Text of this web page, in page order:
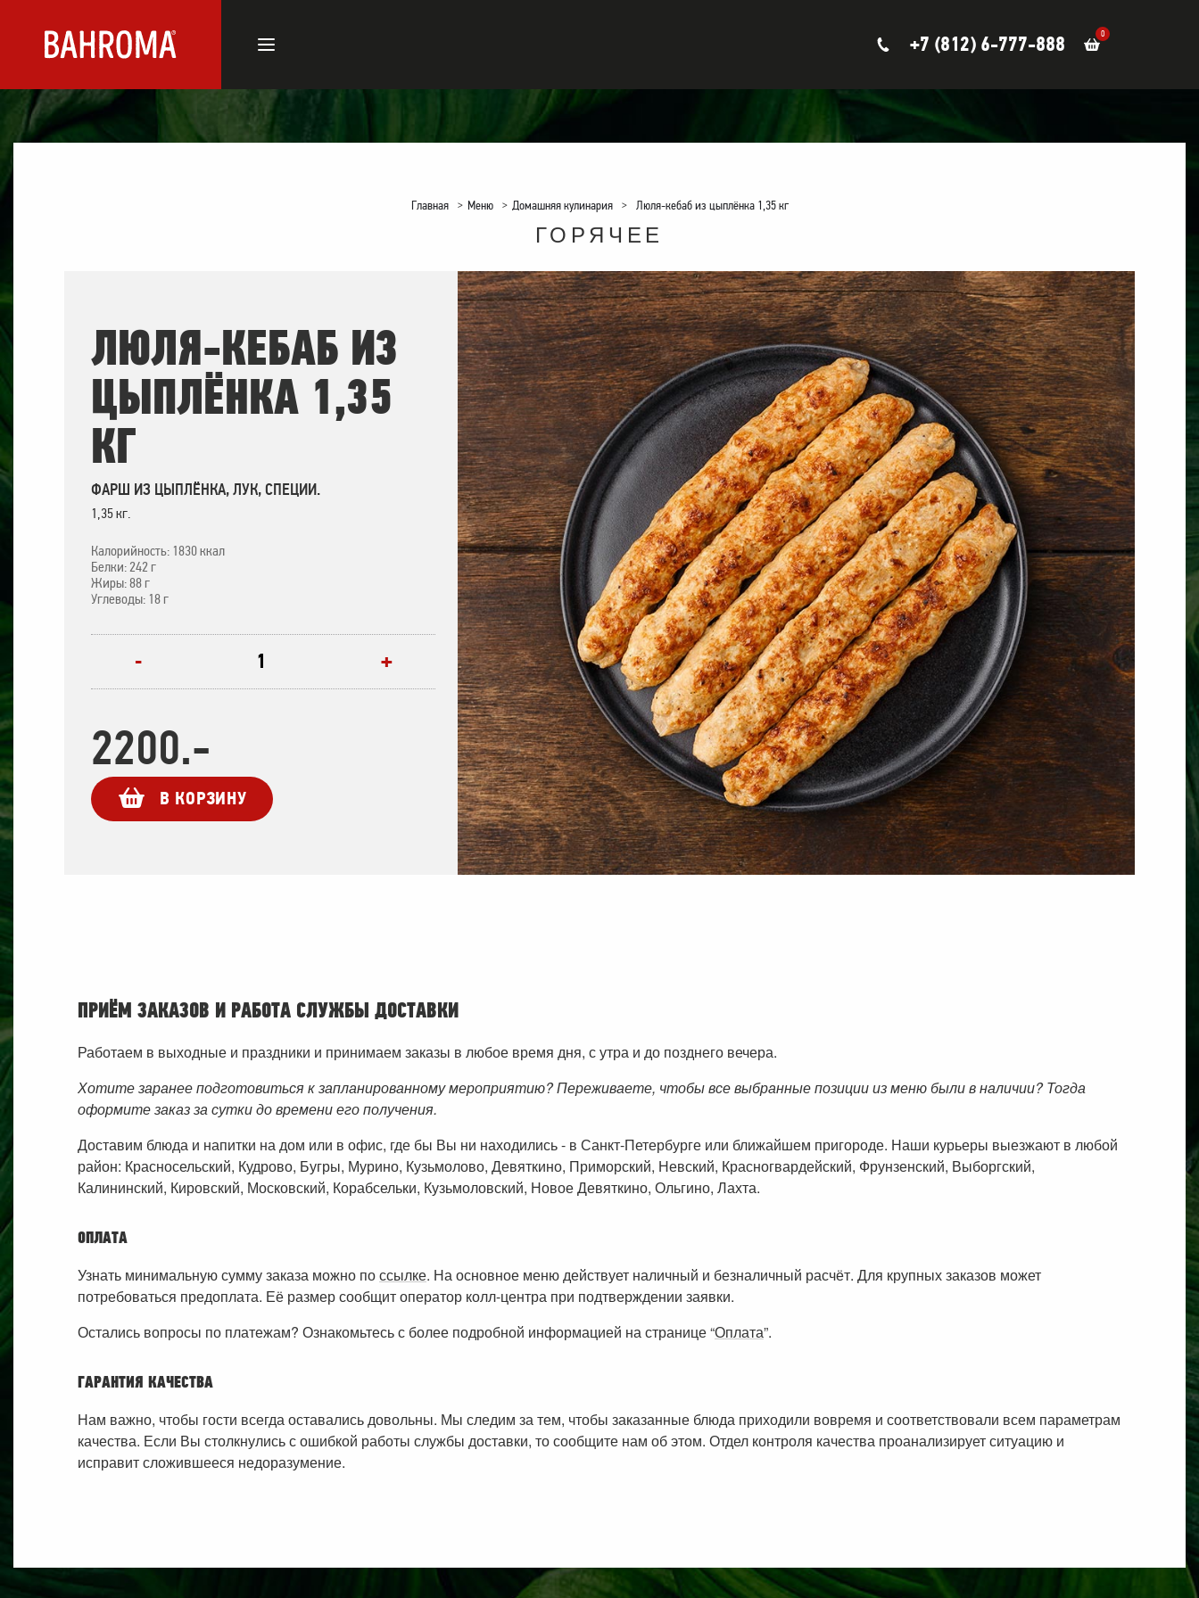
0
+7 (812) 6-777-888
Главная > Меню > Домашняя кулинария > Люля-кебаб из цыплёнка 1,35 кг
ГОРЯЧЕЕ
ЛЮЛЯ-КЕБАБ ИЗ
ЦЫПЛЁНКА 1,35
КГ
ФАРШ ИЗ ЦЫПЛЁНКА, ЛУК, СПЕЦИИ.
1,35 кг.
Калорийность: 1830 ккал
Белки: 242 г
Жиры: 88 г
Углеводы: 18 г
- +
2200.-
В КОРЗИНУ
ПРИЁМ ЗАКАЗОВ И РАБОТА СЛУЖБЫ ДОСТАВКИ
Работаем в выходные и праздники и принимаем заказы в любое время дня, с утра и до позднего вечера.
Хотите заранее подготовиться к запланированному мероприятию? Переживаете, чтобы все выбранные позиции из меню были в наличии? Тогда
оформите заказ за сутки до времени его получения.
Доставим блюда и напитки на дом или в офис, где бы Вы ни находились - в Санкт-Петербурге или ближайшем пригороде. Наши курьеры выезжают в любой
район: Красносельский, Кудрово, Бугры, Мурино, Кузьмолово, Девяткино, Приморский, Невский, Красногвардейский, Фрунзенский, Выборгский,
Калининский, Кировский, Московский, Корабсельки, Кузьмоловский, Новое Девяткино, Ольгино, Лахта.
ОПЛАТА
Узнать минимальную сумму заказа можно поссылке. На основное меню действует наличный и безналичный расчёт. Для крупных заказов может
потребоваться предоплата. Её размер сообщит оператор колл-центра при подтверждении заявки.
Остались вопросы по платежам? Ознакомьтесь с более подробной информацией на странице “Оплата”.
ГАРАНТИЯ КАЧЕСТВА
Нам важно, чтобы гости всегда оставались довольны. Мы следим за тем, чтобы заказанные блюда приходили вовремя и соответствовали всем параметрам
качества. Если Вы столкнулись с ошибкой работы службы доставки, то сообщите нам об этом. Отдел контроля качества проанализирует ситуацию и
исправит сложившееся недоразумение.